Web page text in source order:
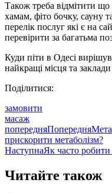
Також треба відмітити
хамам, фіто бочку, сауну
перелік послуг які є на
перевірити за багатьма
Куди піти в Одесі
найкращі місця та
Поділитися:
замовити
масаж
попередняПопередня
прискорити метаболізм?
НаступнаЯк часто
Читайте також